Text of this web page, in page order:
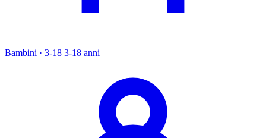
Bambini · 3-18 3-18 anni